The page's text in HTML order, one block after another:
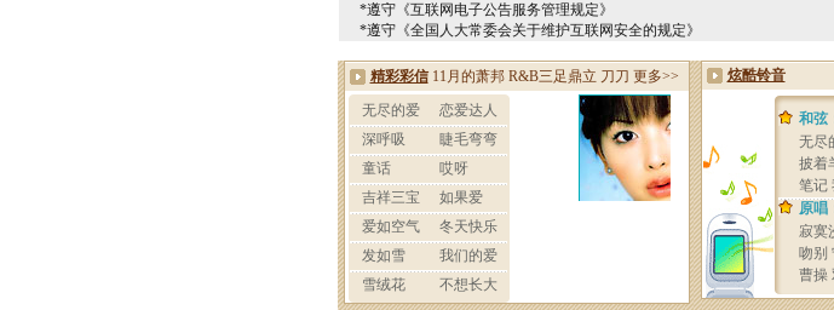
*遵守《互联网电子公告服务管理规定》
*遵守《全国人大常委会关于维护互联网安全的规定》